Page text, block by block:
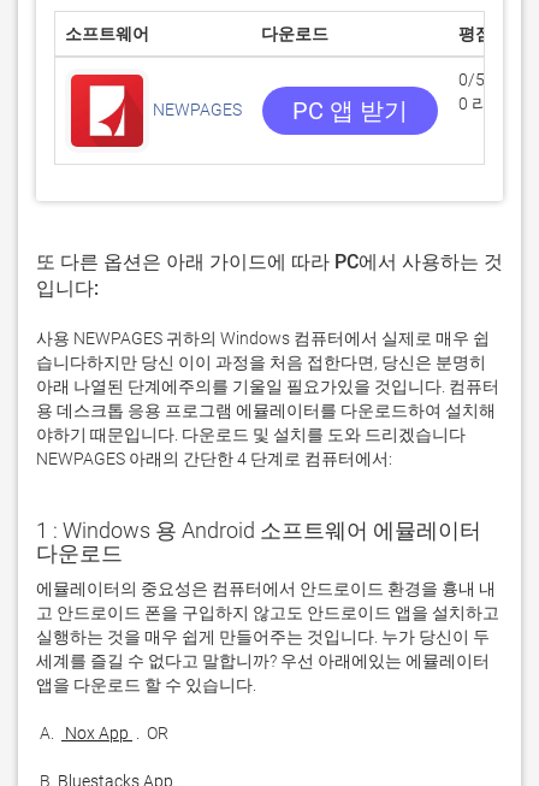
소프트웨어 다운로드 평점
NEWPAGES PC 앱 받기
0/5
0 리뷰
또 다른 옵션은 아래 가이드에 따라 PC에서 사용하는 것
입니다:
사용 NEWPAGES 귀하의 Windows 컴퓨터에서 실제로 매우 쉽
습니다하지만 당신 이이 과정을 처음 접한다면, 당신은 분명히
아래 나열된 단계에주의를 기울일 필요가있을 것입니다. 컴퓨터
용 데스크톱 응용 프로그램 에뮬레이터를 다운로드하여 설치해
야하기 때문입니다. 다운로드 및 설치를 도와 드리겠습니다
NEWPAGES 아래의 간단한 4 단계로 컴퓨터에서:
1 : Windows 용 Android 소프트웨어 에뮬레이터
다운로드
에뮬레이터의 중요성은 컴퓨터에서 안드로이드 환경을 흉내 내
고 안드로이드 폰을 구입하지 않고도 안드로이드 앱을 설치하고
실행하는 것을 매우 쉽게 만들어주는 것입니다. 누가 당신이 두
세계를 즐길 수 없다고 말합니까? 우선 아래에있는 에뮬레이터
A. Nox App
B. Bluestacks App